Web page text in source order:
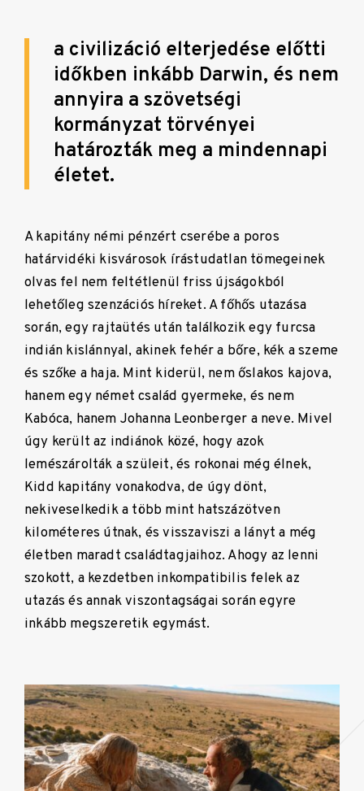
a civilizáció elterjedése előtti
időkben inkább Darwin, és nem
annyira a szövetségi
kormányzat törvényei
határozták meg a mindennapi
életet.
A kapitány némi pénzért cserébe a poros
határvidéki kisvárosok írástudatlan tömegeinek
olvas fel nem feltétlenül friss újságokból
lehetőleg szenzációs híreket. A főhős utazása
során, egy rajtaütés után találkozik egy furcsa
indián kislánnyal, akinek fehér a bőre, kék a szeme
és szőke a haja. Mint kiderül, nem őslakos kajova,
hanem egy német család gyermeke, és nem
Kabóca, hanem Johanna Leonberger a neve. Mivel
úgy került az indiánok közé, hogy azok
lemészárolták a szüleit, és rokonai még élnek,
Kidd kapitány vonakodva, de úgy dönt,
nekiveselkedik a több mint hatszázötven
kilométeres útnak, és visszaviszi a lányt a még
életben maradt családtagjaihoz. Ahogy az lenni
szokott, a kezdetben inkompatibilis felek az
utazás és annak viszontagságai során egyre
inkább megszeretik egymást.